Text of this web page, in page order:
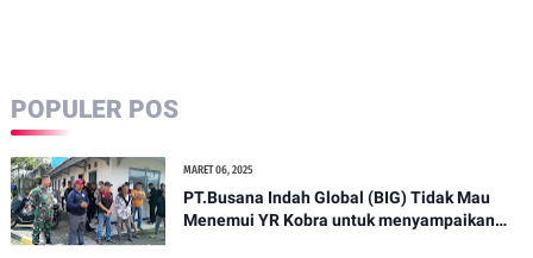
POPULER POS
MARET 06, 2025
PT.Busana Indah Global (BIG) Tidak Mau
Menemui YR Kobra untuk menyampaikan